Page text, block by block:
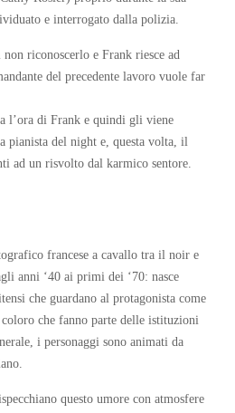
e interrogato dalla polizia.
riconoscerlo e Frank riesce ad
del precedente lavoro vuole far
l’ora di Frank e quindi gli viene
pianista del night e, questa volta, il
ad un risvolto dal karmico sentore.
francese a cavallo tra il noir e
anni ‘40 ai primi dei ‘70: nasce
che guardano al protagonista come
che fanno parte delle istituzioni
i personaggi sono animati da
questo umore con atmosfere